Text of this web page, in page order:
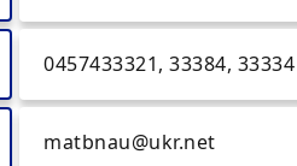
0457433321, 33384, 33334
matbnau@ukr.net